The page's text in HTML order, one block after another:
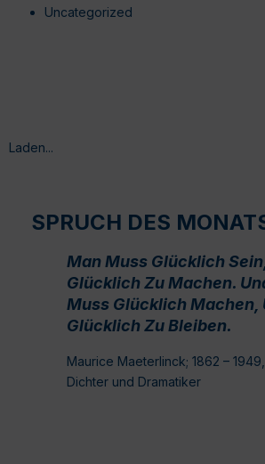
Uncategorized
Laden...
SPRUCH DES
Man Muss Glücklich
Glücklich Zu Machen.
Muss Glücklich Machen,
Glücklich Zu Bleiben.
Maurice Maeterlinck; 1862 –
Dichter und Dramatiker